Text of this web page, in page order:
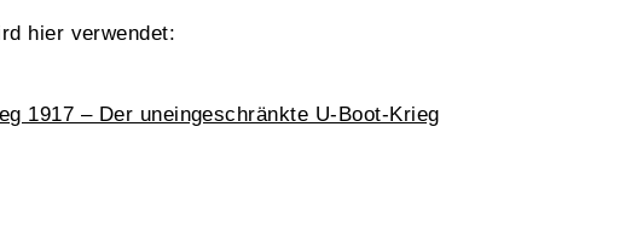
hier verwendet:
1917 – Der uneingeschränkte U-Boot-Krieg